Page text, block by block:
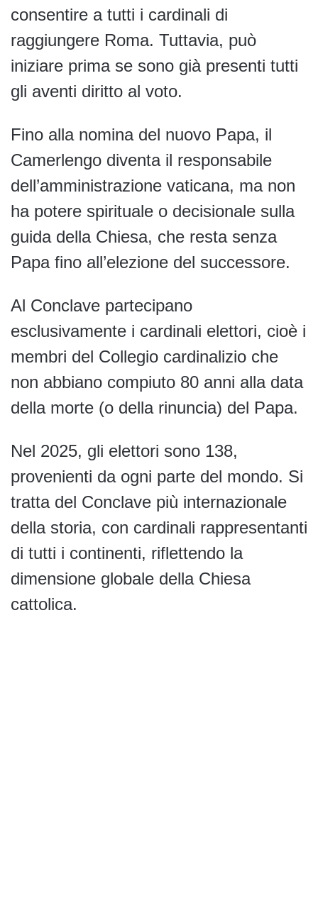
consentire a tutti i cardinali di
raggiungere Roma. Tuttavia, può
iniziare prima se sono già presenti tutti
gli aventi diritto al voto.
Fino alla nomina del nuovo Papa, il
Camerlengo diventa il responsabile
dell’amministrazione vaticana, ma non
ha potere spirituale o decisionale sulla
guida della Chiesa, che resta senza
Papa fino all’elezione del successore.
Al Conclave partecipano
esclusivamente i cardinali elettori, cioè i
membri del Collegio cardinalizio che
non abbiano compiuto 80 anni alla data
della morte (o della rinuncia) del Papa.
Nel 2025, gli elettori sono 138,
provenienti da ogni parte del mondo. Si
tratta del Conclave più internazionale
della storia, con cardinali rappresentanti
di tutti i continenti, riflettendo la
dimensione globale della Chiesa
cattolica.